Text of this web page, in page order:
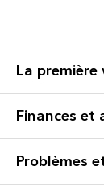
La première
Finances et
Problèmes